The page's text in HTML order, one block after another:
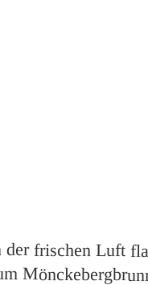
der frischen Luft
nach oben,
der über
thront. Als
einige
mit sich – im
auf
konterkarierte die